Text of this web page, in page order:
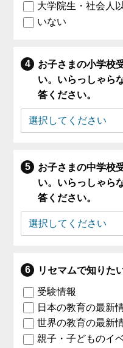
大学院生・社会人
いない
お子さまの小学校
い。いらっしゃら
答ください。
お子さまの中学校
い。いらっしゃら
答ください。
リセマムで知りた
受験情報
日本の教育の最新
世界の教育の最新
親子・子どものイ